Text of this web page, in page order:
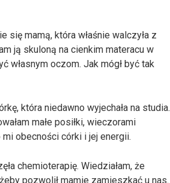
się mamą, która właśnie walczyła z
ją skuloną na cienkim materacu w
własnym oczom. Jak mógł być tak
która niedawno wyjechała na studia.
małe posiłki, wieczorami
mi obecności córki i jej energii.
chemioterapię. Wiedziałam, że
pozwolił mamie zamieszkać u nas.